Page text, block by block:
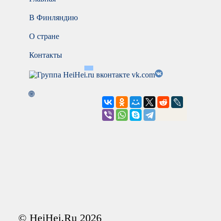
В Финляндию
О стране
Контакты
vk.com
🌐
© HeiHei.Ru 2026